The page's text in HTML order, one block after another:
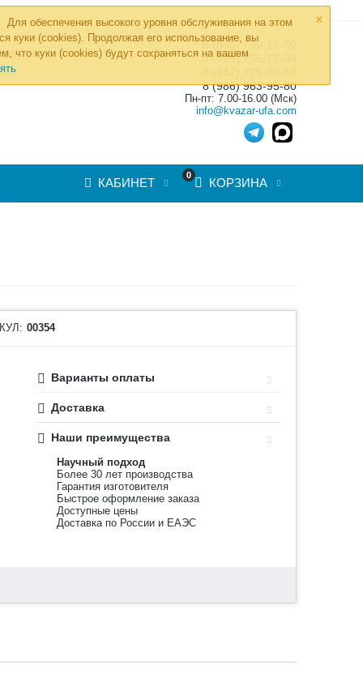
×
Для обеспечения высокого уровня обслуживания на этом
куки (cookies). Продолжая его использование, вы
что куки (cookies) будут сохраняться на вашем
»
8 (800) 700-19-50
8 (495) 255-77-08
8 (986) 963-95-80
Пн-пт: 7.00-16.00 (Мск)
info@kvazar-ufa.com
0
КОРЗИНА
КАБИНЕТ
00354
Варианты оплаты
Доставка
Наши преимущества
Научный подход
Более 30 лет производства
Гарантия изготовителя
Быстрое оформление заказа
Доступные цены
Доставка по России и ЕАЭС